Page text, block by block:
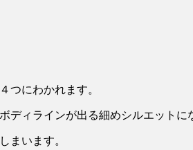
つにわかれます。
ィラインが出る細めシルエットに
まいます。